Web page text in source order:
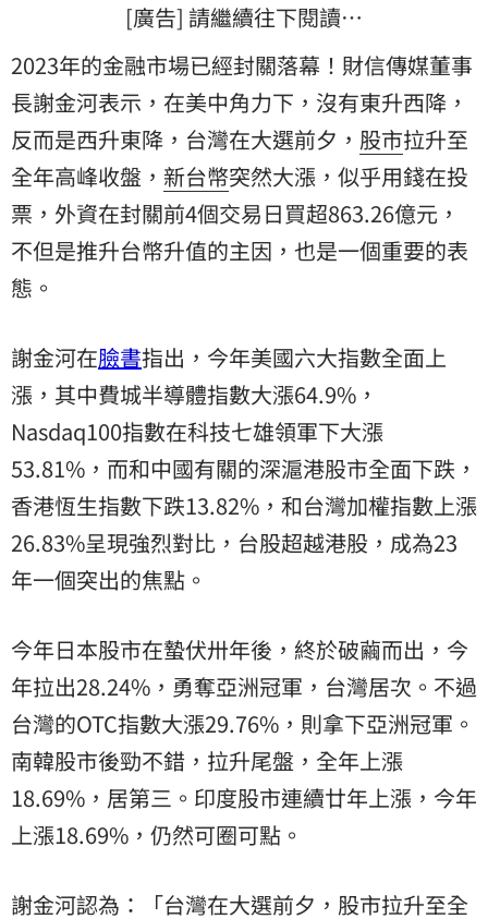
[廣告] 請繼續往下閱讀…
2023年的金融市場已經封關落幕！財信傳媒董事
長謝金河表示，在美中角力下，沒有東升西降，
反而是西升東降，台灣在大選前夕， 股市拉升至
全年高峰收盤， 新台幣突然大漲，似乎用錢在投
票，外資在封關前4個交易日買超863.26億元，
不但是推升台幣升值的主因，也是一個重要的表
態。
謝金河在臉書指出，今年美國六大指數全面上
漲，其中費城半導體指數大漲64.9%，
Nasdaq100指數在科技七雄領軍下大漲
53.81%，而和中國有關的深滬港股市全面下跌，
香港恆生指數下跌13.82%，和台灣加權指數上漲
26.83%呈現強烈對比，台股超越港股，成為23
年一個突出的焦點。
今年日本股市在蟄伏卅年後，終於破繭而出，今
年拉出28.24%，勇奪亞洲冠軍，台灣居次。不過
台灣的OTC指數大漲29.76%，則拿下亞洲冠軍。
南韓股市後勁不錯，拉升尾盤，全年上漲
18.69%，居第三。印度股市連續廿年上漲，今年
上漲18.69%，仍然可圈可點。
謝金河認為：「台灣在大選前夕，股市拉升至全